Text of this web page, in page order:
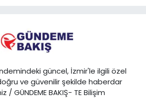
güncel, İzmir'le ilgili özel
ve güvenilir şekilde haberdar
/ GÜNDEME BAKIŞ- TE Bilişim